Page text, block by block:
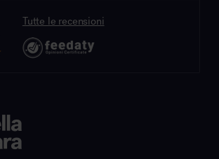
Tutte le recensioni